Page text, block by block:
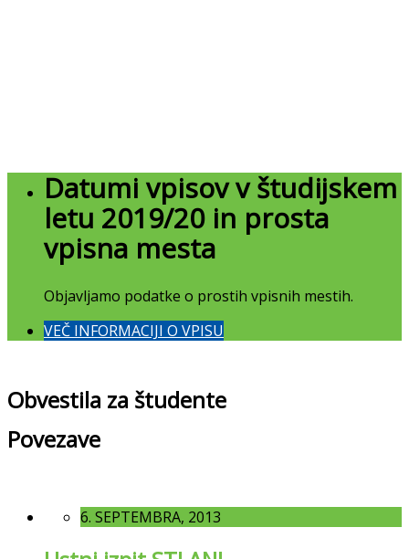
Datumi vpisov v študijskem
letu 2019/20 in prosta
vpisna mesta
Objavljamo podatke o prostih vpisnih mestih.
VEČ INFORMACIJI O VPISU
Obvestila za študente
Povezave
6. SEPTEMBRA, 2013